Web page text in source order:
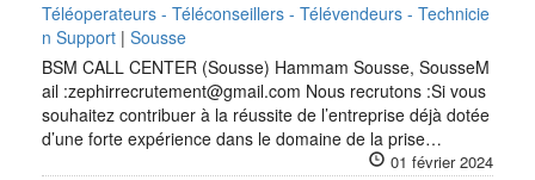
Téléoperateurs - Téléconseillers - Télévendeurs - Technicie
n Support | Sousse
BSM CALL CENTER (Sousse) Hammam Sousse, SousseM
ail :zephirrecrutement@gmail.com Nous recrutons :Si vous
souhaitez contribuer à la réussite de l’entreprise déjà dotée
d’une forte expérience dans le domaine de la prise…
01 février 2024